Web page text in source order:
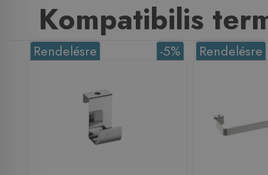
Kompatibilis
-5%
Rendelésre Rendelésre